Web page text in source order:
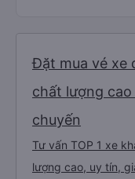
Đặt mua vé xe
chất lượng
chuyến
Tư vấn TOP 1 xe
lượng cao, uy tín,